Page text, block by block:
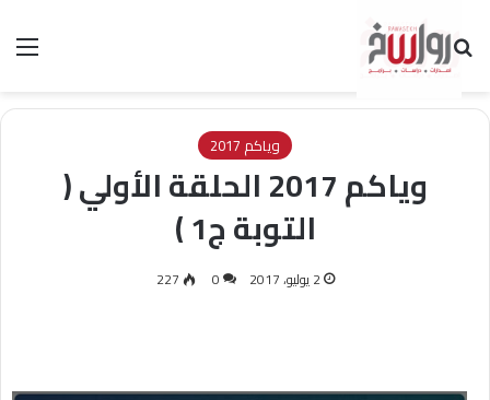
بحث عن
وياكم 2017
وياكم 2017 الحلقة الأولي (
التوبة ج1 )
2 يوليو، 2017 0
227